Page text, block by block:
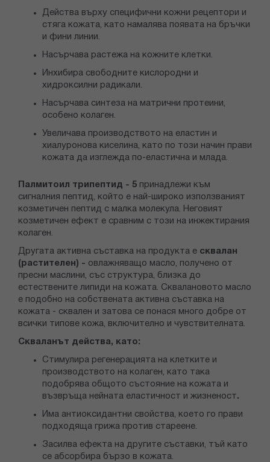
Действа върху специфични кожни рецептори и
стяга кожата, като намалява появата на бръчки
и фини линии.
Насърчава растежа на кожните клетки.
Инхибира свободните кислородни и
хидроксилни радикали.
Насърчава синтеза на матрични протеини,
особено колаген.
Увеличава производството на еластин и
хиалуронова киселина, като по този начин прави
кожата да изглежда по-еластична и млада.
Палмитоил трипептид - 5 принадлежи към
сигналния пептид, който е най-широко използваният
козметичен пептид с малка молекула. Неговият
козметичен ефект е сравним с този на инжектирания
колаген.
Другата активна съставка на продукта е сквалан
(растителен) - овлажняващо масло, получено от
пресни маслини, със структура, близка до
естествените липиди на кожата. Сквалановото масло
е подобно на собствената активна съставка на
кожата - сквален и затова се понася много добре от
всички типове кожа, включително и чувствителната.
Скваланът действа, като:
Стимулира регенерацията на клетките и
производството на колаген, като така
подобрява общото състояние на кожата и
възвръща нейната еластичност и жизненост.
Има антиоксидантни свойства, което го прави
подходяща грижа против стареене.
Засилва ефекта на другите съставки, тъй като
се абсорбира бързо в кожата.